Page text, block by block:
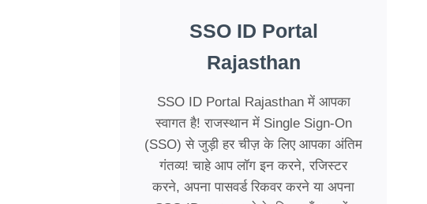
SSO ID Portal
Rajasthan
SSO ID Portal Rajasthan में आपका
स्वागत है! राजस्थान में Single Sign-On
(SSO) से जुड़ी हर चीज़ के लिए आपका अंतिम
गंतव्य! चाहे आप लॉग इन करने, रजिस्टर
करने, अपना पासवर्ड रिकवर करने या अपना